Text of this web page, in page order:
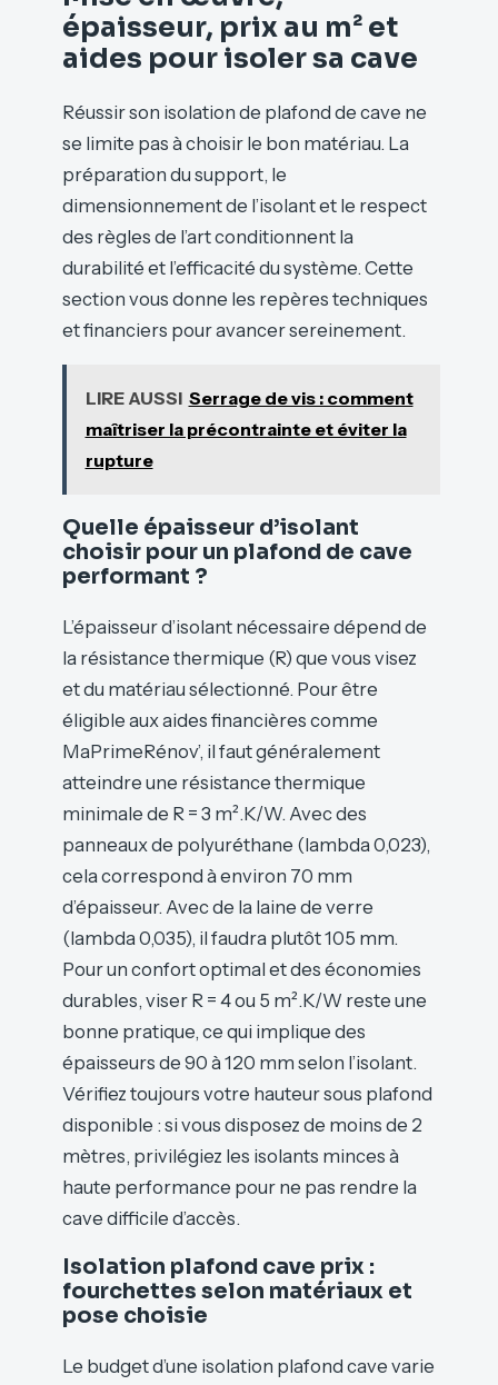
épaisseur, prix au m² et
aides pour isoler sa cave
Réussir son isolation de plafond de cave ne
se limite pas à choisir le bon matériau. La
préparation du support, le
dimensionnement de l’isolant et le respect
des règles de l’art conditionnent la
durabilité et l’efficacité du système. Cette
section vous donne les repères techniques
et financiers pour avancer sereinement.
LIRE AUSSI Serrage de vis : comment
maîtriser la précontrainte et éviter la
rupture
Quelle épaisseur d’isolant
choisir pour un plafond de cave
performant ?
L’épaisseur d’isolant nécessaire dépend de
la résistance thermique (R) que vous visez
et du matériau sélectionné. Pour être
éligible aux aides financières comme
MaPrimeRénov’, il faut généralement
atteindre une résistance thermique
minimale de R = 3 m².K/W. Avec des
panneaux de polyuréthane (lambda 0,023),
cela correspond à environ 70 mm
d’épaisseur. Avec de la laine de verre
(lambda 0,035), il faudra plutôt 105 mm.
Pour un confort optimal et des économies
durables, viser R = 4 ou 5 m².K/W reste une
bonne pratique, ce qui implique des
épaisseurs de 90 à 120 mm selon l’isolant.
Vérifiez toujours votre hauteur sous plafond
disponible : si vous disposez de moins de 2
mètres, privilégiez les isolants minces à
haute performance pour ne pas rendre la
cave difficile d’accès.
Isolation plafond cave prix :
fourchettes selon matériaux et
pose choisie
Le budget d’une isolation plafond cave varie